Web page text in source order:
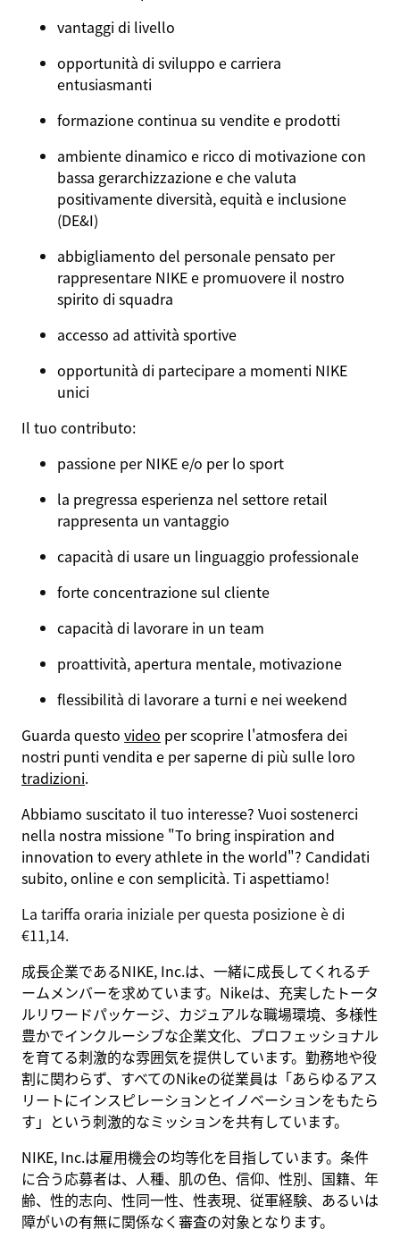
vantaggi di livello
opportunità di sviluppo e carriera
entusiasmanti
formazione continua su vendite e prodotti
ambiente dinamico e ricco di motivazione con
bassa gerarchizzazione e che valuta
positivamente diversità, equità e inclusione
(DE&I)
abbigliamento del personale pensato per
rappresentare NIKE e promuovere il nostro
spirito di squadra
accesso ad attività sportive
opportunità di partecipare a momenti NIKE
unici
Il tuo contributo:
passione per NIKE e/o per lo sport
la pregressa esperienza nel settore retail
rappresenta un vantaggio
capacità di usare un linguaggio professionale
forte concentrazione sul cliente
capacità di lavorare in un team
proattività, apertura mentale, motivazione
flessibilità di lavorare a turni e nei weekend
Guarda questo video per scoprire l'atmosfera dei
nostri punti vendita e per saperne di più sulle loro
tradizioni.
Abbiamo suscitato il tuo interesse? Vuoi sostenerci
nella nostra missione "To bring inspiration and
innovation to every athlete in the world"? Candidati
subito, online e con semplicità. Ti aspettiamo!
La tariffa oraria iniziale per questa posizione è di
€11,14.
成長企業であるNIKE, Inc.は、一緒に成長してくれるチ
ームメンバーを求めています。Nikeは、充実したトータ
ルリワードパッケージ、カジュアルな職場環境、多様性
豊かでインクルーシブな企業文化、プロフェッショナル
を育てる刺激的な雰囲気を提供しています。勤務地や役
割に関わらず、すべてのNikeの従業員は「あらゆるアス
リートにインスピレーションとイノベーションをもたら
す」という刺激的なミッションを共有しています。
NIKE, Inc.は雇用機会の均等化を目指しています。条件
に合う応募者は、人種、肌の色、信仰、性別、国籍、年
齢、性的志向、性同一性、性表現、従軍経験、あるいは
障がいの有無に関係なく審査の対象となります。